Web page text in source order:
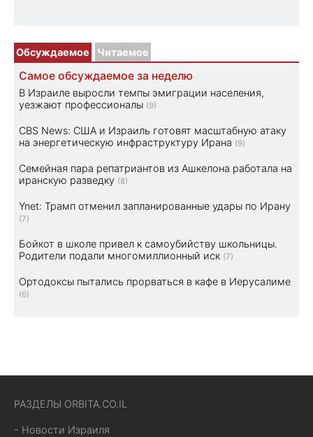
Обсуждаемое Читаемое
Самое обсуждаемое за неделю
В Израиле выросли темпы эмиграции населения,
уезжают профессионалы (9)
CBS News: США и Израиль готовят масштабную атаку
на энергетическую инфраструктуру Ирана (9)
Семейная пара репатриантов из Ашкелона работала на
иранскую разведку (8)
Ynet: Трамп отменил запланированные удары по Ирану
(7)
Бойкот в школе привел к самоубийству школьницы.
Родители подали многомиллионный иск (7)
Ортодоксы пытались прорваться в кафе в Иерусалиме
(6)
РАЗДЕЛЫ ORBITA.CO.IL
- Новости Израиля